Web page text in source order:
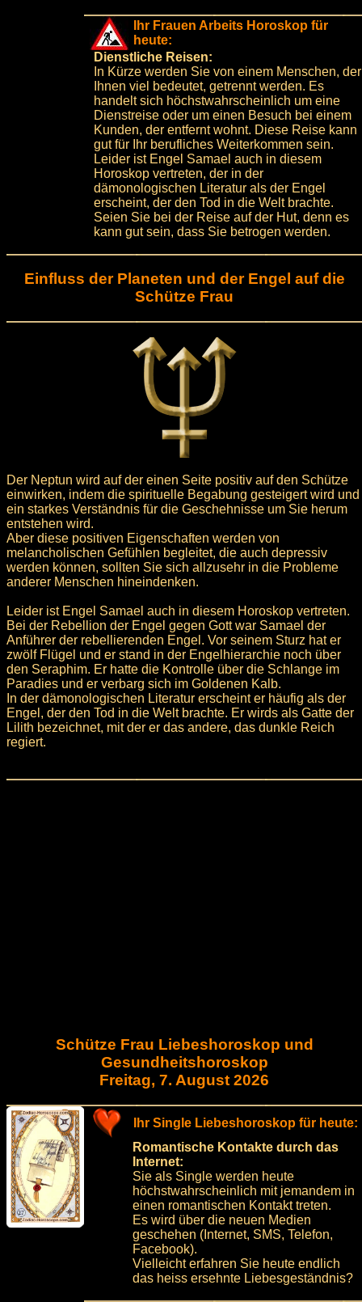
Ihr Frauen Arbeits Horoskop für
heute:
Dienstliche Reisen:
In Kürze werden Sie von einem Menschen, der
Ihnen viel bedeutet, getrennt werden. Es
handelt sich höchstwahrscheinlich um eine
Dienstreise oder um einen Besuch bei einem
Kunden, der entfernt wohnt. Diese Reise kann
gut für Ihr berufliches Weiterkommen sein.
Leider ist Engel Samael auch in diesem
Horoskop vertreten, der in der
dämonologischen Literatur als der Engel
erscheint, der den Tod in die Welt brachte.
Seien Sie bei der Reise auf der Hut, denn es
kann gut sein, dass Sie betrogen werden.
Einfluss der Planeten und der Engel auf die
Schütze Frau
Der Neptun wird auf der einen Seite positiv auf den Schütze
einwirken, indem die spirituelle Begabung gesteigert wird und
ein starkes Verständnis für die Geschehnisse um Sie herum
entstehen wird.
Aber diese positiven Eigenschaften werden von
melancholischen Gefühlen begleitet, die auch depressiv
werden können, sollten Sie sich allzusehr in die Probleme
anderer Menschen hineindenken.
Leider ist Engel Samael auch in diesem Horoskop vertreten.
Bei der Rebellion der Engel gegen Gott war Samael der
Anführer der rebellierenden Engel. Vor seinem Sturz hat er
zwölf Flügel und er stand in der Engelhierarchie noch über
den Seraphim. Er hatte die Kontrolle über die Schlange im
Paradies und er verbarg sich im Goldenen Kalb.
In der dämonologischen Literatur erscheint er häufig als der
Engel, der den Tod in die Welt brachte. Er wirds als Gatte der
Lilith bezeichnet, mit der er das andere, das dunkle Reich
regiert.
Schütze Frau Liebeshoroskop und
Gesundheitshoroskop
Freitag, 7. August 2026
Ihr Single Liebeshoroskop für heute:
Romantische Kontakte durch das
Internet:
Sie als Single werden heute
höchstwahrscheinlich mit jemandem in
einen romantischen Kontakt treten.
Es wird über die neuen Medien
geschehen (Internet, SMS, Telefon,
Facebook).
Vielleicht erfahren Sie heute endlich
das heiss ersehnte Liebesgeständnis?